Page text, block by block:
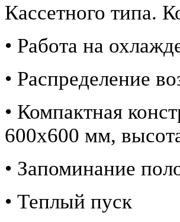
Кассетного типа.
• Работа на
• Распределение
• Компактная
600х600 мм,
• Запоминание
• Теплый пуск